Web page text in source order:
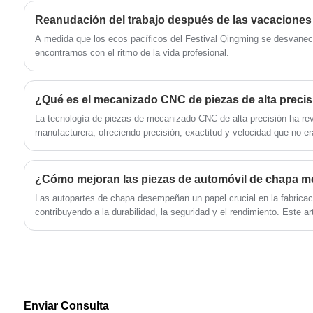
mayor para el diseño de la válvula angular es
más sensible y de alta calidad, el diseño de la
válvula angular de ducha de baño de acero
inoxidable es muy humanizado, puede ajustar
de la ducha para cumplir las necesidades de
diferentes personas.
​A medida que los ecos pacíficos del Festival Qingming se
encontrarnos con el ritmo de la vida profesional.
¿Qué es el mecanizado CNC de piezas de alta
La tecnología de piezas de mecanizado CNC de alta precisión ha
manufacturera, ofreciendo precisión, exactitud y velocidad que no
Las autopartes de chapa desempeñan un papel crucial en la
contribuyendo a la durabilidad, la seguridad y el rendimiento. Este
Enviar Consulta